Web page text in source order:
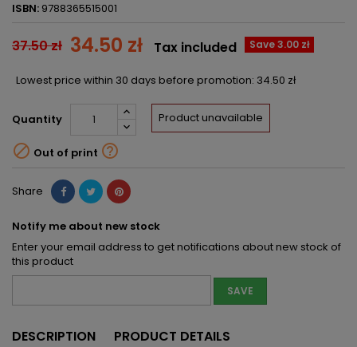
ISBN: 9788365515001
37.50 zł 34.50 zł Save 3.00 zł
Tax included
Lowest price within 30 days before promotion: 34.50 zł
Quantity Product unavailable
 Out of print 
Share
Notify me about new stock
Enter your email address to get notifications about new stock of
this product
SAVE
DESCRIPTION
PRODUCT DETAILS